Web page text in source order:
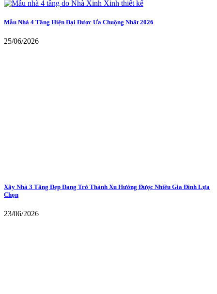
Mẫu Nhà 4 Tầng Hiện Đại Được Ưa Chuộng Nhất 2026
25/06/2026
Xây Nhà 3 Tầng Đẹp Đang Trở Thành Xu Hướng Được Nhiều Gia Đình Lựa
Chọn
23/06/2026